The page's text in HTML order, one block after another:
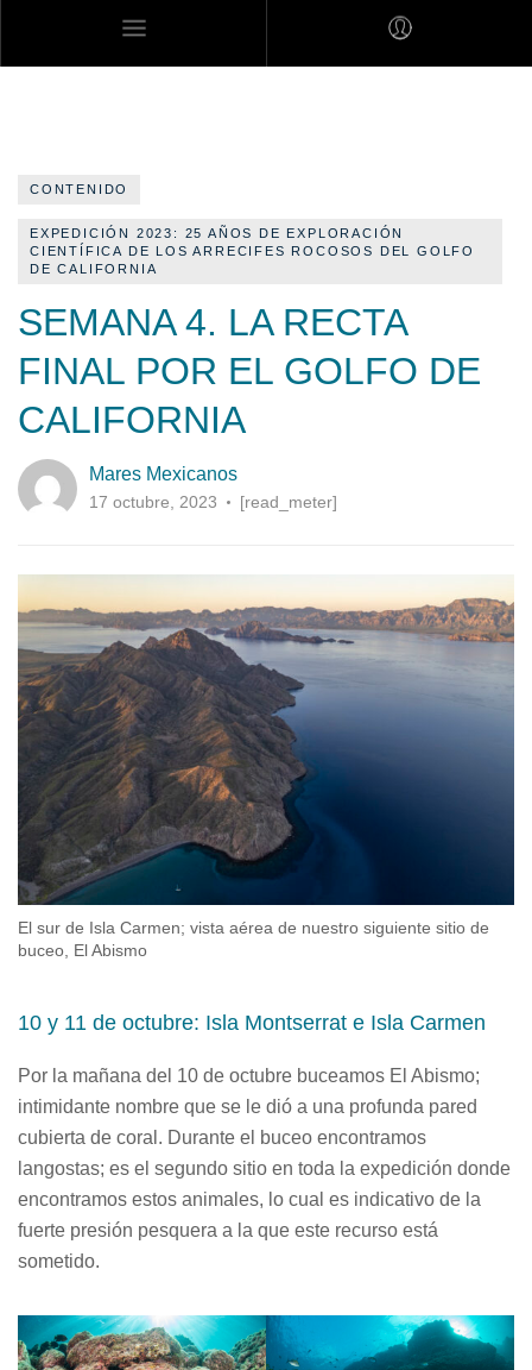
CONTENIDO
EXPEDICIÓN 2023: 25 AÑOS DE EXPLORACIÓN
CIENTÍFICA DE LOS ARRECIFES ROCOSOS DEL GOLFO
DE CALIFORNIA
SEMANA 4. LA RECTA
FINAL POR EL GOLFO DE
CALIFORNIA
Mares Mexicanos
17 octubre, 2023 [read_meter]
El sur de Isla Carmen; vista aérea de nuestro siguiente sitio de
buceo, El Abismo
10 y 11 de octubre: Isla Montserrat e Isla Carmen
Por la mañana del 10 de octubre buceamos El Abismo;
intimidante nombre que se le dió a una profunda pared
cubierta de coral. Durante el buceo encontramos
langostas; es el segundo sitio en toda la expedición donde
encontramos estos animales, lo cual es indicativo de la
fuerte presión pesquera a la que este recurso está
sometido.